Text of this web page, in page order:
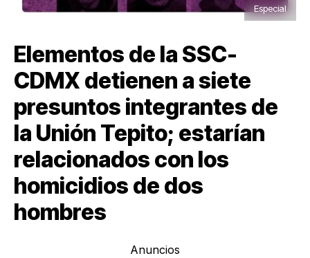
Especial
Elementos de la SSC-
CDMX detienen a siete
presuntos integrantes de
la Unión Tepito; estarían
relacionados con los
homicidios de dos
hombres
Anuncios